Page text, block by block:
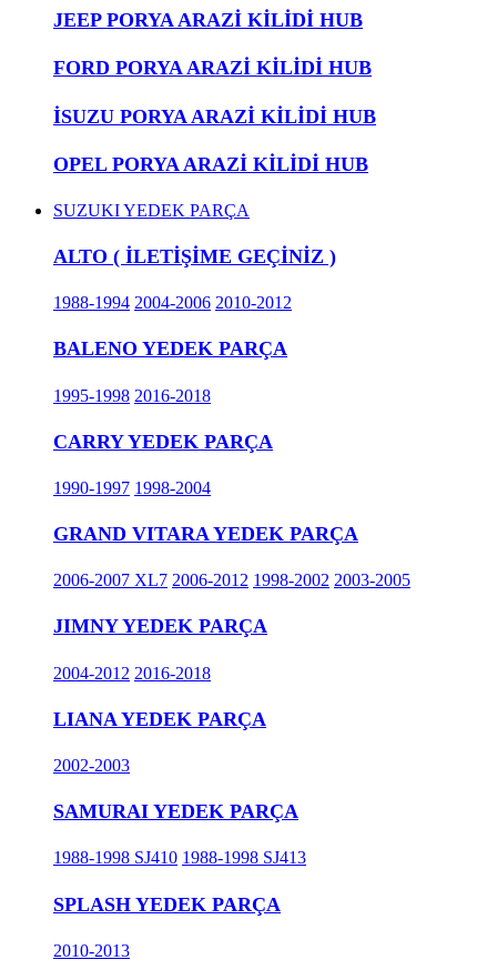
JEEP PORYA ARAZİ KİLİDİ HUB
FORD PORYA ARAZİ KİLİDİ HUB
İSUZU PORYA ARAZİ KİLİDİ HUB
OPEL PORYA ARAZİ KİLİDİ HUB
SUZUKI YEDEK PARÇA
ALTO ( İLETİŞİME GEÇİNİZ )
1988-1994 2004-2006 2010-2012
BALENO YEDEK PARÇA
1995-1998 2016-2018
CARRY YEDEK PARÇA
1990-1997 1998-2004
GRAND VITARA YEDEK PARÇA
2006-2007 XL7 2006-2012 1998-2002 2003-2005
JIMNY YEDEK PARÇA
2004-2012 2016-2018
LIANA YEDEK PARÇA
2002-2003
SAMURAI YEDEK PARÇA
1988-1998 SJ410 1988-1998 SJ413
SPLASH YEDEK PARÇA
2010-2013